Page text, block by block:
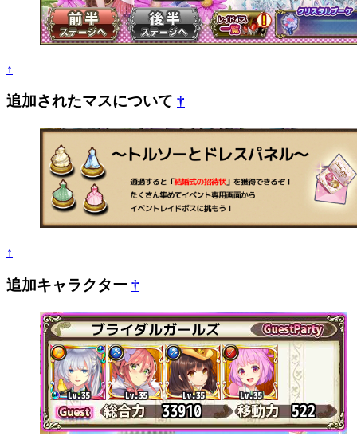
↑
追加されたマスについて †
↑
追加キャラクター †